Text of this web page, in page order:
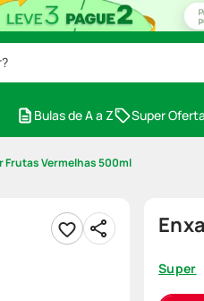
Bulas de A a Z Super
Frutas Vermelhas 500ml
Super